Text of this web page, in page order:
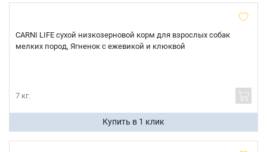
CARNI LIFE сухой низкозерновой корм для взрослых собак
мелких пород, Ягненок с ежевикой и клюквой
7 кг.
Купить в 1 клик